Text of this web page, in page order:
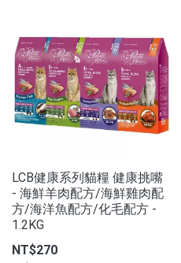
LCB健康系列貓糧 健康挑嘴
- 海鮮羊肉配方/海鮮雞肉配
方/海洋魚配方/化毛配方 -
1.2KG
NT$270